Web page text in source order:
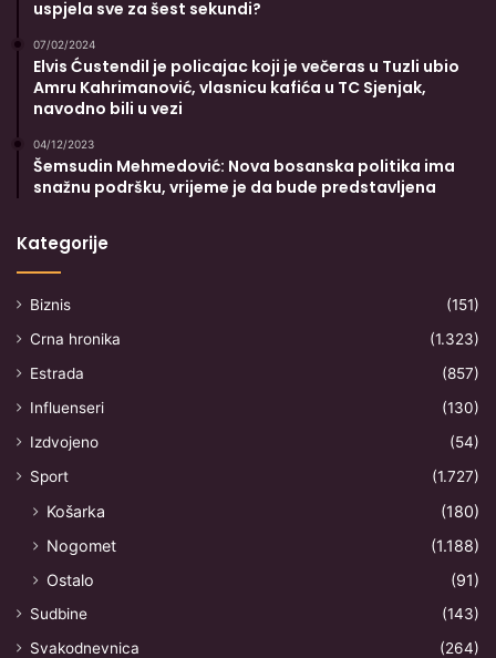
uspjela sve za šest sekundi?
07/02/2024
Elvis Ćustendil je policajac koji je večeras u Tuzli ubio
Amru Kahrimanović, vlasnicu kafića u TC Sjenjak,
navodno bili u vezi
04/12/2023
Šemsudin Mehmedović: Nova bosanska politika ima
snažnu podršku, vrijeme je da bude predstavljena
Kategorije
Biznis
(151)
Crna hronika
(1.323)
Estrada
(857)
Influenseri
(130)
Izdvojeno
(54)
Sport
(1.727)
Košarka
(180)
Nogomet
(1.188)
Ostalo
(91)
Sudbine
(143)
Svakodnevnica
(264)